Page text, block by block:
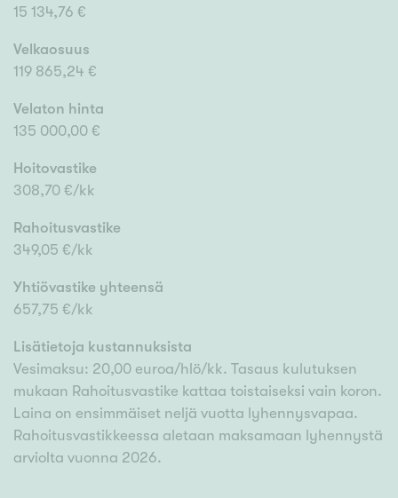
15 134,76 €
Velkaosuus
119 865,24 €
Velaton hinta
135 000,00 €
Hoitovastike
308,70 €/kk
Rahoitusvastike
349,05 €/kk
Yhtiövastike yhteensä
657,75 €/kk
Lisätietoja kustannuksista
Vesimaksu: 20,00 euroa/hlö/kk. Tasaus kulutuksen
mukaan Rahoitusvastike kattaa toistaiseksi vain koron.
Laina on ensimmäiset neljä vuotta lyhennysvapaa.
Rahoitusvastikkeessa aletaan maksamaan lyhennystä
arviolta vuonna 2026.